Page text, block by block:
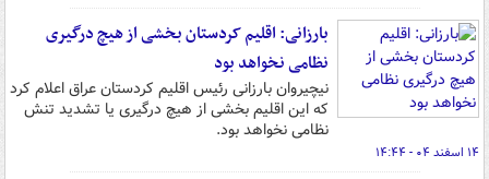
بارزانی: اقلیم کردستان بخشی از هیچ درگیری
نظامی نخواهد بود
نیچیروان بارزانی رئیس اقلیم کردستان عراق اعلام کرد
که این اقلیم بخشی از هیچ درگیری یا تشدید تنش
نظامی نخواهد بود.
۱۴ اسفند ۰۴ - ۱۴:۴۴